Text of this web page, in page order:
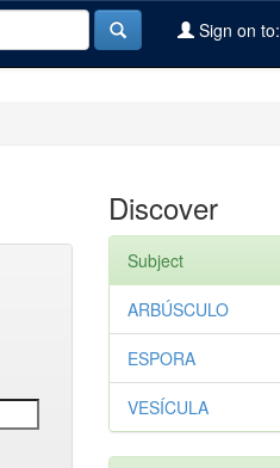
Sign on to:
Discover
Subject
ARBÚSCULO
ESPORA
VESÍCULA